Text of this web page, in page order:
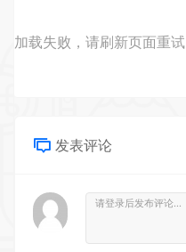
加载失败，请刷新页面重试
发表评论